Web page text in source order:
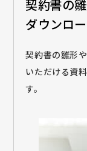
契約書の
ダウンロ
契約書の雛形
いただける資
す。